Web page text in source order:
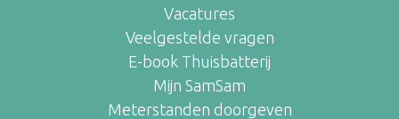
Vacatures
Veelgestelde vragen
E-book Thuisbatterij
Mijn SamSam
Meterstanden doorgeven